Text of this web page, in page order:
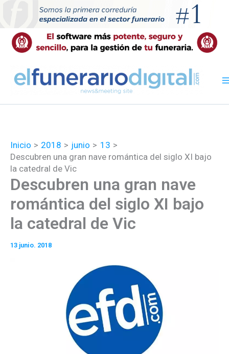
contenido
Inicio 2018 junio
13
Descubren una gran nave romántica del siglo XI bajo
la catedral de Vic
Descubren una gran nave
romántica del siglo XI bajo
la catedral de Vic
13 junio. 2018